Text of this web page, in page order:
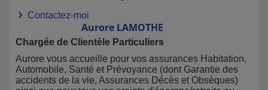
Contactez-moi
Aurore LAMOTHE
Chargée de Clientèle Particuliers
Aurore vous accueille pour vos assurances Habitation,
Automobile, Santé et Prévoyance (dont Garantie des
accidents de la vie, Assurances Décès et Obsèques)